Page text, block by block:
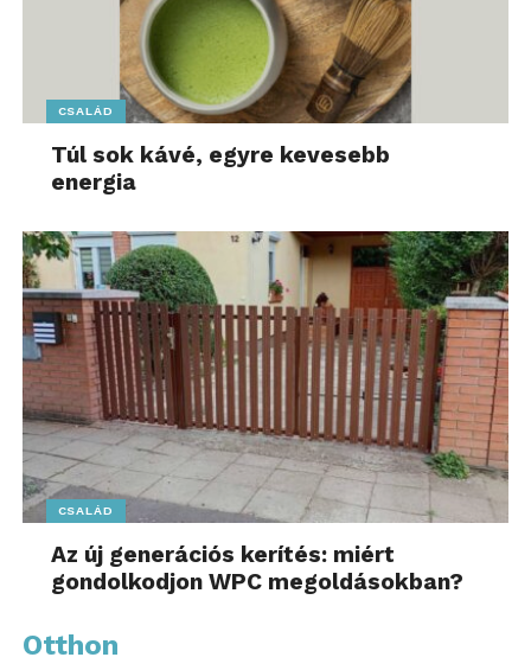
CSALÁD
Túl sok kávé, egyre kevesebb
energia
CSALÁD
Az új generációs kerítés: miért
gondolkodjon WPC megoldásokban?
Otthon